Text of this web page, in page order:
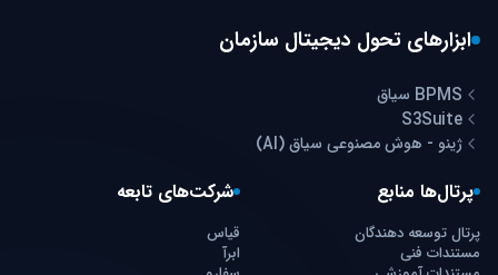
ابزارهای تحول دیجیتال سازمان
BPMS سیاق
S3Suite
ژینو - هوش مصنوعی سیاق (AI)
پرتال‌ها منابع
پرتال توسعه دهندگان
مستندات فنی
شرکت‌های تابعه
قیاس
ابرآ